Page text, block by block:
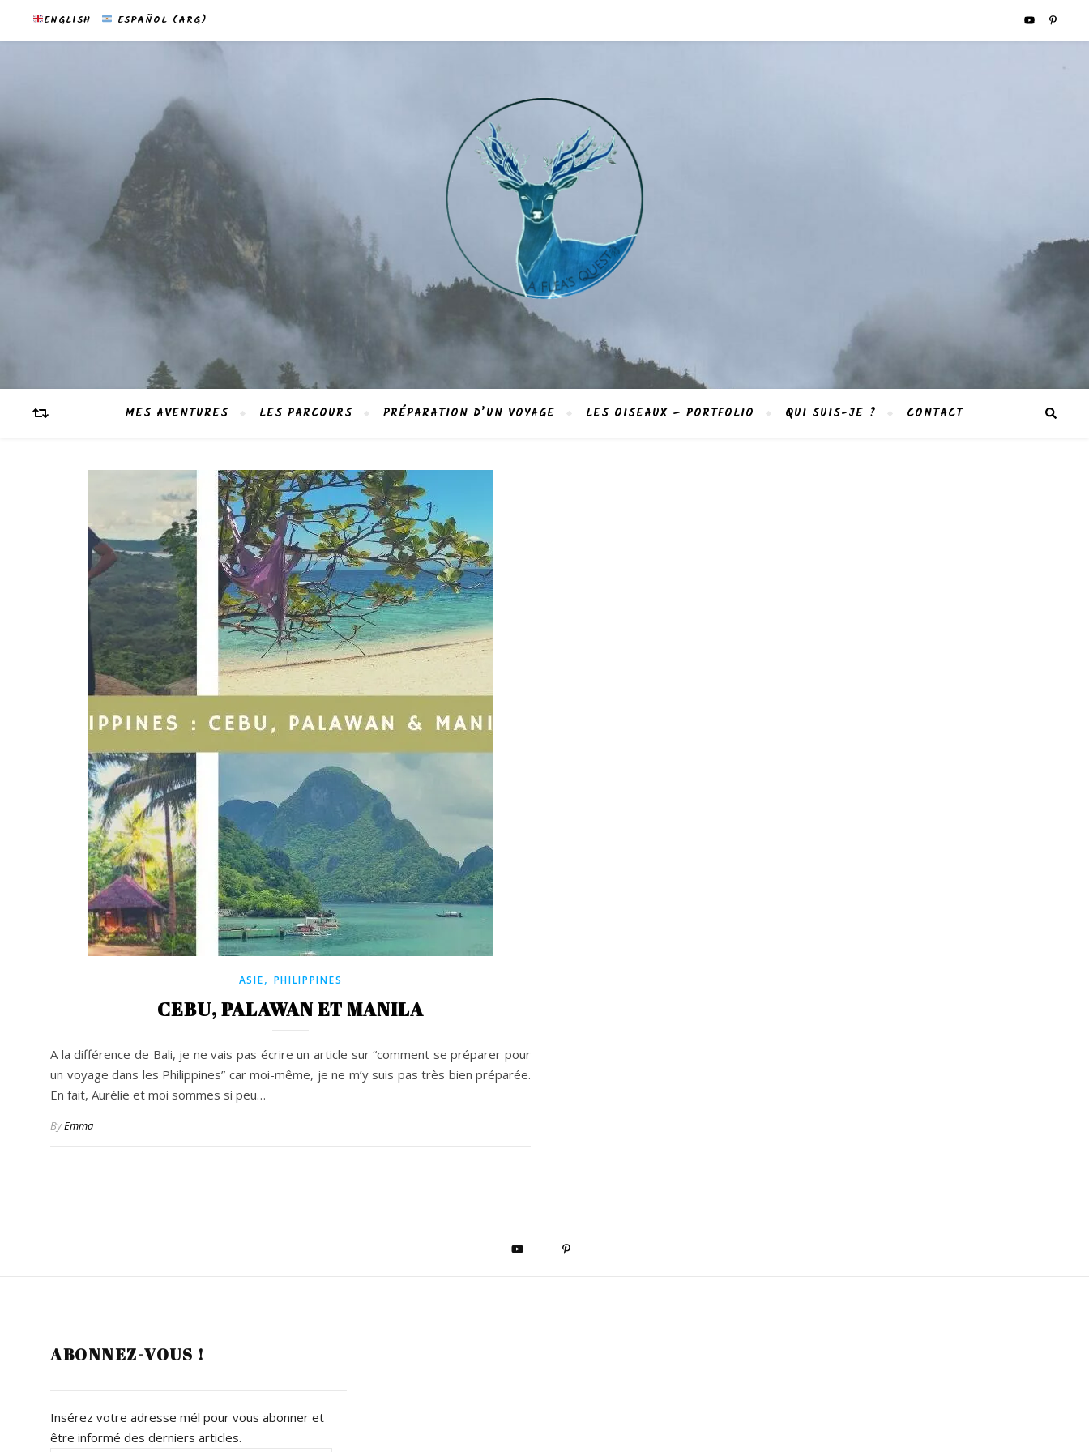
ENGLISH ESPAÑOL (ARG)
MES AVENTURES LES PARCOURS PRÉPARATION D’UN VOYAGE LES OISEAUX – PORTFOLIO QUI SUIS-JE ? CONTACT
ASIE, PHILIPPINES
CEBU, PALAWAN ET MANILA
A la différence de Bali, je ne vais pas écrire un article sur “comment se préparer pour
un voyage dans les Philippines” car moi-même, je ne m’y suis pas très bien préparée.
En fait, Aurélie et moi sommes si peu…
ByEmma
ABONNEZ-VOUS !
Insérez votre adresse mél pour vous abonner et
être informé des derniers articles.